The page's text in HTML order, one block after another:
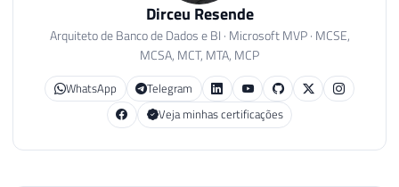
Dirceu Resende
Arquiteto de Banco de Dados e BI · Microsoft MVP · MCSE,
MCSA, MCT, MTA, MCP
WhatsApp
Telegram
Veja minhas certificações